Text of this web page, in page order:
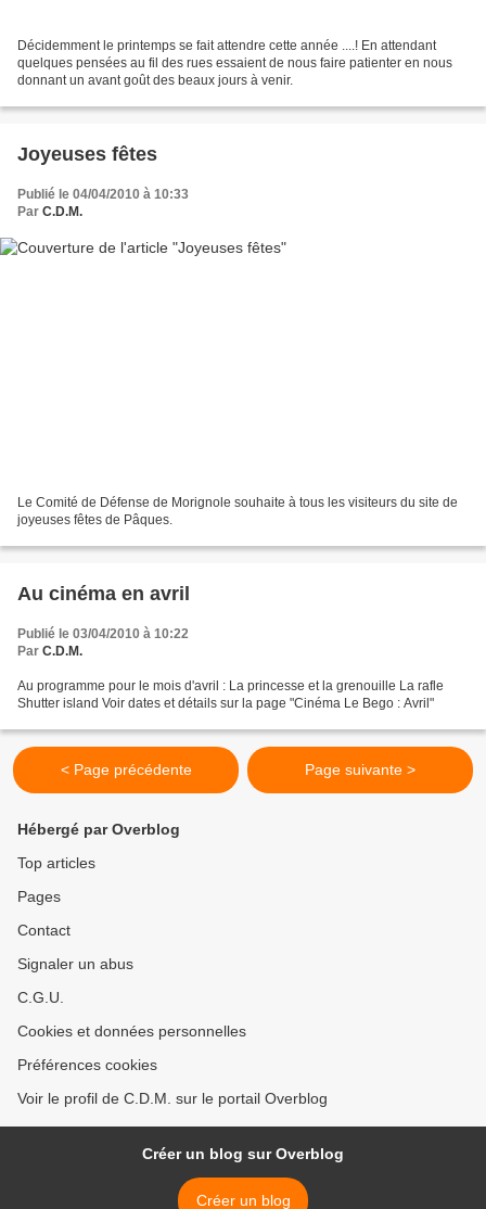
Décidemment le printemps se fait attendre cette année ....! En attendant
quelques pensées au fil des rues essaient de nous faire patienter en nous
donnant un avant goût des beaux jours à venir.
Joyeuses fêtes
Publié le 04/04/2010 à 10:33
Par C.D.M.
Le Comité de Défense de Morignole souhaite à tous les visiteurs du site de
joyeuses fêtes de Pâques.
Au cinéma en avril
Publié le 03/04/2010 à 10:22
Par C.D.M.
Au programme pour le mois d'avril : La princesse et la grenouille La rafle
Shutter island Voir dates et détails sur la page "Cinéma Le Bego : Avril"
< Page précédente Page suivante >
Hébergé par Overblog
Top articles
Pages
Contact
Signaler un abus
C.G.U.
Cookies et données personnelles
Préférences cookies
Voir le profil de C.D.M. sur le portail Overblog
Créer un blog sur Overblog
Créer un blog